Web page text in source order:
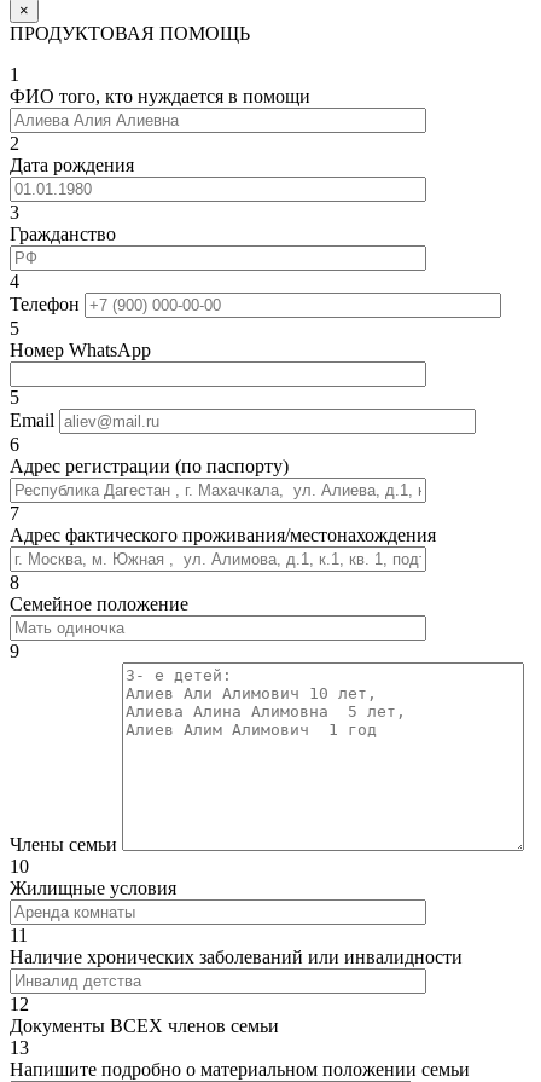
×
ПРОДУКТОВАЯ ПОМОЩЬ
1
ФИО того, кто нуждается в помощи
2
Дата рождения
3
Гражданство
4
Телефон
5
Номер WhatsApp
5
Email
6
Адрес регистрации (по паспорту)
7
Адрес фактического проживания/местонахождения
8
Семейное положение
9
Члены семьи
10
Жилищные условия
11
Наличие хронических заболеваний или инвалидности
12
Документы ВСЕХ членов семьи
13
Напишите подробно о материальном положении семьи